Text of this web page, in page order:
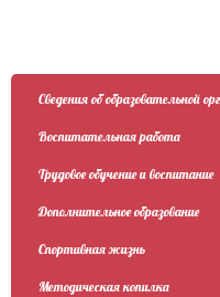
Сведения об образовательной
Воспитательная работа
Трудовое обучение и воспитание
Дополнительное образование
Спортивная жизнь
Методическая копилка